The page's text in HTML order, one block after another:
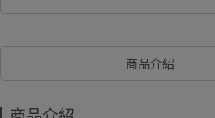
商品介紹